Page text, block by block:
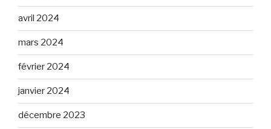
avril 2024
mars 2024
février 2024
janvier 2024
décembre 2023